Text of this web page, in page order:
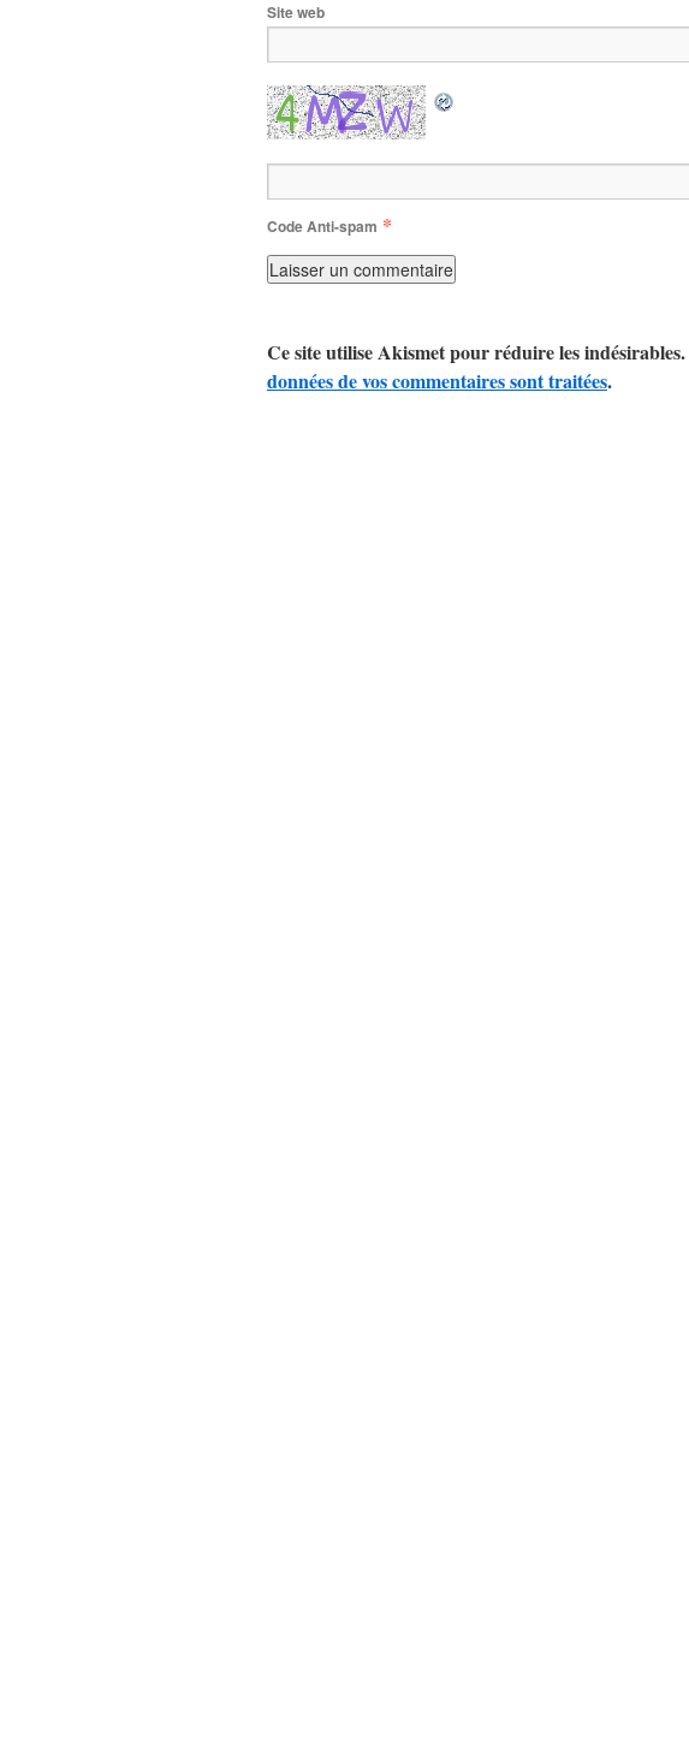
Site web
Code Anti-spam *
Ce site utilise Akismet pour réduire les indésirables.
données de vos commentaires sont traitées.